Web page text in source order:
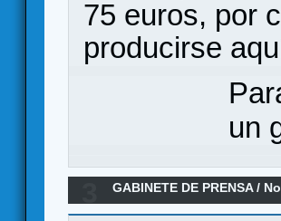
75 euros, por
producirse
un
GABINETE DE PRENSA/